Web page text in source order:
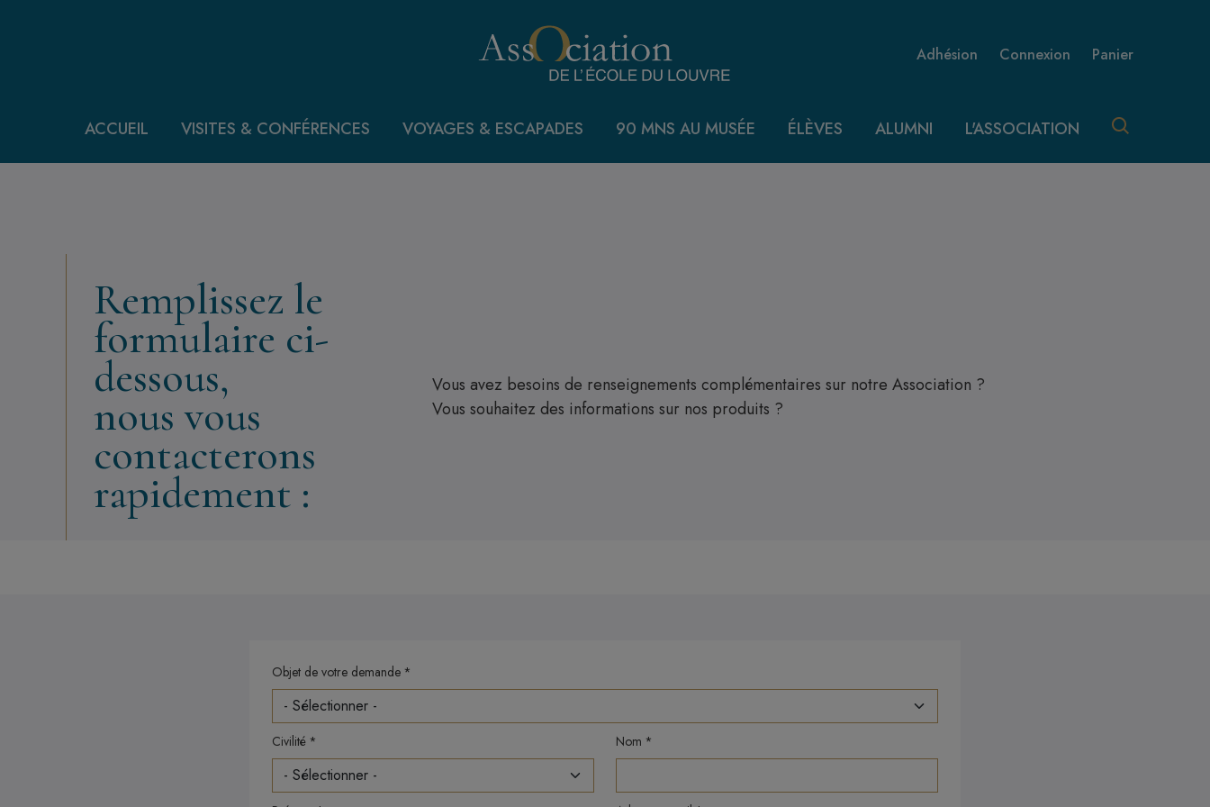
Adhésion Connexion Panier
ACCUEIL VISITES & CONFÉRENCES VOYAGES & ESCAPADES 90 MNS AU MUSÉE ÉLÈVES ALUMNI L'ASSOCIATION
Remplissez le
formulaire ci-
dessous,
nous vous
contacterons
rapidement :
Vous avez besoins de renseignements complémentaires sur notre Association ?
Vous souhaitez des informations sur nos produits ?
Objet de votre demande
Civilité Nom